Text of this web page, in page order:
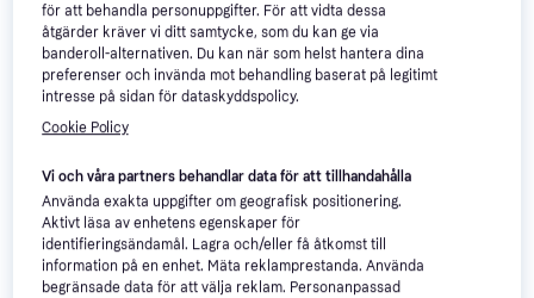
255 kr287 kr
2 butiker
Bose Charging plate for
Portable Home Speaker
4.2
för att behandla personuppgifter. För att vidta dessa
åtgärder kräver vi ditt samtycke, som du kan ge via
banderoll-alternativen. Du kan när som helst hantera dina
preferenser och invända mot behandling baserat på legitimt
intresse på sidan för dataskyddspolicy.
Cookie Policy
Vi och våra partners behandlar data för att tillhandahålla
Använda exakta uppgifter om geografisk positionering.
Aktivt läsa av enhetens egenskaper för
identifieringsändamål. Lagra och/eller få åtkomst till
information på en enhet. Mäta reklamprestanda. Använda
begränsade data för att välja reklam. Personanpassad